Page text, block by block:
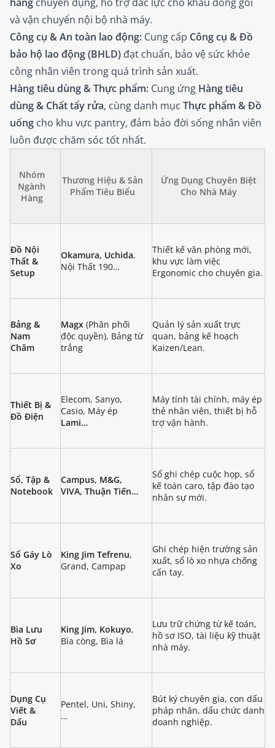
và vận chuyển nội bộ nhà máy.
Công cụ & An toàn lao động: Cung cấp Công cụ & Đồ
bảo hộ lao động (BHLD) đạt chuẩn, bảo vệ sức khỏe
công nhân viên trong quá trình sản xuất.
Hàng tiêu dùng & Thực phẩm: Cung ứng Hàng tiêu
dùng & Chất tẩy rửa, cùng danh mục Thực phẩm & Đồ
uống cho khu vực pantry, đảm bảo đời sống nhân viên
luôn được chăm sóc tốt nhất.
Nhóm
Ngành
Hàng
Thương Hiệu & Sản
Phẩm Tiêu Biểu
Ứng Dụng Chuyên Biệt
Cho Nhà Máy
Đồ Nội
Thất &
Setup
Okamura, Uchida,
Nội Thất 190…
Thiết kế văn phòng mới,
khu vực làm việc
Ergonomic cho chuyên gia.
Bảng &
Nam
Châm
Magx (Phân phối
độc quyền), Bảng từ
trắng
Quản lý sản xuất trực
quan, bảng kế hoạch
Kaizen/Lean.
Thiết Bị &
Đồ Điện
Elecom, Sanyo,
Casio, Máy ép
Lami…
Máy tính tài chính, máy ép
thẻ nhân viên, thiết bị hỗ
trợ vận hành.
Sổ, Tập &
Notebook
Campus, M&G,
VIVA, Thuận Tiến…
Sổ ghi chép cuộc họp, sổ
kế toán caro, tập đào tạo
nhân sự mới.
Sổ Gáy Lò
Xo
King Jim Tefrenu,
Grand, Campap
Ghi chép hiện trường sản
xuất, sổ lò xo nhựa chống
cấn tay.
Bìa Lưu
Hồ Sơ
King Jim, Kokuyo,
Bìa còng, Bìa lá
Lưu trữ chứng từ kế toán,
hồ sơ ISO, tài liệu kỹ thuật
nhà máy.
Dụng Cụ
Viết &
Dấu
Pentel, Uni, Shiny,
…
Bút ký chuyên gia, con dấu
pháp nhân, dấu chức danh
doanh nghiệp.